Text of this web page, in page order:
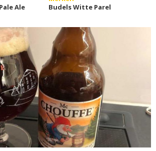
Ale
Budels Witte Parel